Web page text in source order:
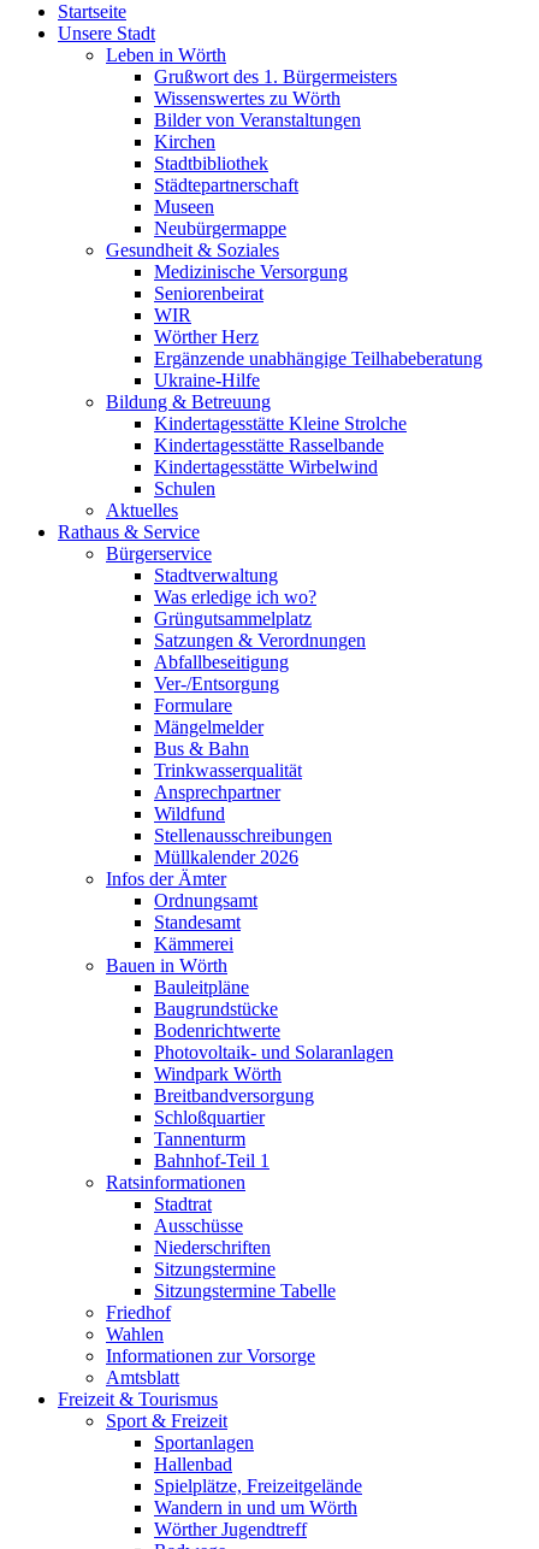
Startseite
Unsere Stadt
Leben in Wörth
Grußwort des 1. Bürgermeisters
Wissenswertes zu Wörth
Bilder von Veranstaltungen
Kirchen
Stadtbibliothek
Städtepartnerschaft
Museen
Neubürgermappe
Gesundheit & Soziales
Medizinische Versorgung
Seniorenbeirat
WIR
Wörther Herz
Ergänzende unabhängige Teilhabeberatung
Ukraine-Hilfe
Bildung & Betreuung
Kindertagesstätte Kleine Strolche
Kindertagesstätte Rasselbande
Kindertagesstätte Wirbelwind
Schulen
Aktuelles
Rathaus & Service
Bürgerservice
Stadtverwaltung
Was erledige ich wo?
Grüngutsammelplatz
Satzungen & Verordnungen
Abfallbeseitigung
Ver-/Entsorgung
Formulare
Mängelmelder
Bus & Bahn
Trinkwasserqualität
Ansprechpartner
Wildfund
Stellenausschreibungen
Müllkalender 2026
Infos der Ämter
Ordnungsamt
Standesamt
Kämmerei
Bauen in Wörth
Bauleitpläne
Baugrundstücke
Bodenrichtwerte
Photovoltaik- und Solaranlagen
Windpark Wörth
Breitbandversorgung
Schloßquartier
Tannenturm
Bahnhof-Teil 1
Ratsinformationen
Stadtrat
Ausschüsse
Niederschriften
Sitzungstermine
Sitzungstermine Tabelle
Friedhof
Wahlen
Informationen zur Vorsorge
Amtsblatt
Freizeit & Tourismus
Sport & Freizeit
Sportanlagen
Hallenbad
Spielplätze, Freizeitgelände
Wandern in und um Wörth
Wörther Jugendtreff